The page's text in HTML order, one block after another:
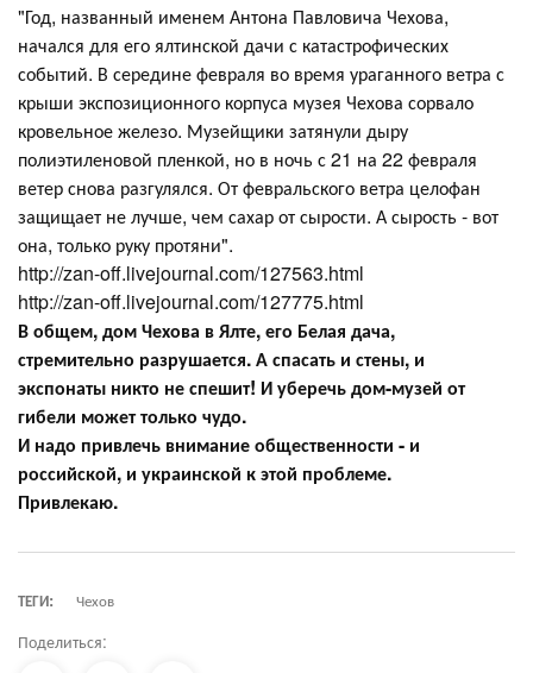
"Год, названный именем Антона Павловича Чехова,
начался для его ялтинской дачи с катастрофических
событий. В середине февраля во время ураганного ветра с
крыши экспозиционного корпуса музея Чехова сорвало
кровельное железо. Музейщики затянули дыру
полиэтиленовой пленкой, но в ночь с 21 на 22 февраля
ветер снова разгулялся. От февральского ветра целофан
защищает не лучше, чем сахар от сырости. А сырость - вот
она, только руку протяни".
http://zan-off.livejournal.com/127563.html
http://zan-off.livejournal.com/127775.html
В общем, дом Чехова в Ялте, его Белая дача,
стремительно разрушается. А спасать и стены, и
экспонаты никто не спешит! И уберечь дом-музей от
гибели может только чудо.
И надо привлечь внимание общественности - и
российской, и украинской к этой проблеме.
Привлекаю.
ТЕГИ: Чехов
Поделиться: